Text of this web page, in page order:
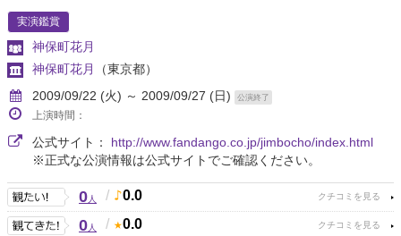
実演鑑賞
神保町花月
神保町花月
（東京都）
2009/09/22 (火) ～ 2009/09/27 (日)
公演終了
上演時間：
公式サイト： http://www.fandango.co.jp/jimbocho/index.html
※正式な公演情報は公式サイトでご確認ください。
0人 / 0.0
0人 / 0.0